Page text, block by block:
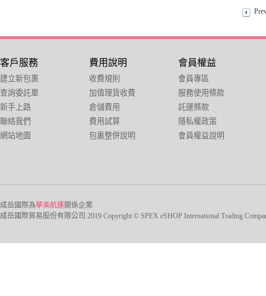
客戶服務
建立新包裹
查詢委託單
新手上路
聯絡我們
網站地圖
費用說明
收費規則
加值理貨收費
倉儲費用
費用試算
包裏整併說明
會員權益
會員專區
服務使用條款
託運條款
隱私權政策
會員權益說明
成岳國際為華美航運關係企業
成岳國際貿易股份有限公司 2019 Copyright © SPEX eSHOP International Trading